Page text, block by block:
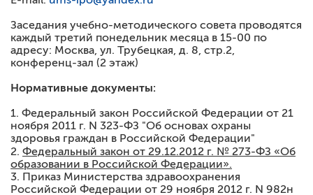
Заседания учебно-методического совета проводятся
каждый третий понедельник месяца в 15-00 по
адресу: Москва, ул. Трубецкая, д. 8, стр.2,
конференц-зал (2 этаж)
Нормативные документы:
1. Федеральный закон Российской Федерации от 21
ноября 2011 г. N 323-ФЗ "Об основах охраны
здоровья граждан в Российской Федерации"
2. Федеральный закон от 29.12.2012 г. № 273-ФЗ «Об
образовании в Российской Федерации».
3. Приказ Министерства здравоохранения
Российской Федерации от 29 ноября 2012 г. N 982н